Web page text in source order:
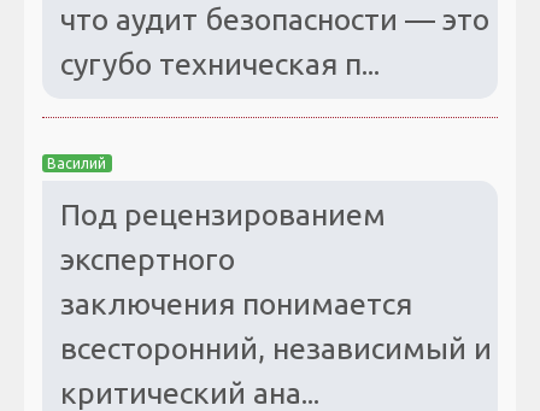
что аудит безопасности — это
сугубо техническая п...
Василий
Под рецензированием
экспертного
заключения понимается
всесторонний, независимый и
критический ана...